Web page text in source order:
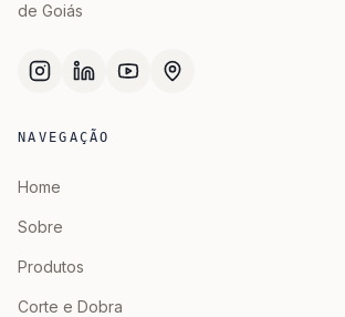
de Goiás
NAVEGAÇÃO
Home
Sobre
Produtos
Corte e Dobra